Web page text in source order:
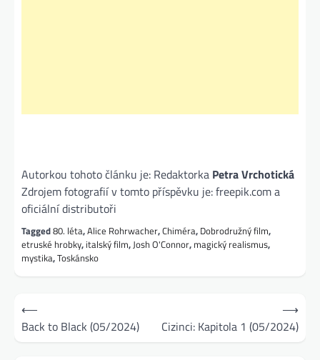
Autorkou tohoto článku je: Redaktorka Petra Vrchotická
Zdrojem fotografií v tomto příspěvku je: freepik.com a
oficiální distributoři
Tagged80. léta,Alice Rohrwacher,Chiméra, Dobrodružný film,
etruské hrobky, italský film, Josh O'Connor, magický realismus,
mystika,Toskánsko
Navigace
pro
příspěvek
⟵
Back to Black (05/2024)
Cizinci: Kapitola 1 (05/2024)
⟶